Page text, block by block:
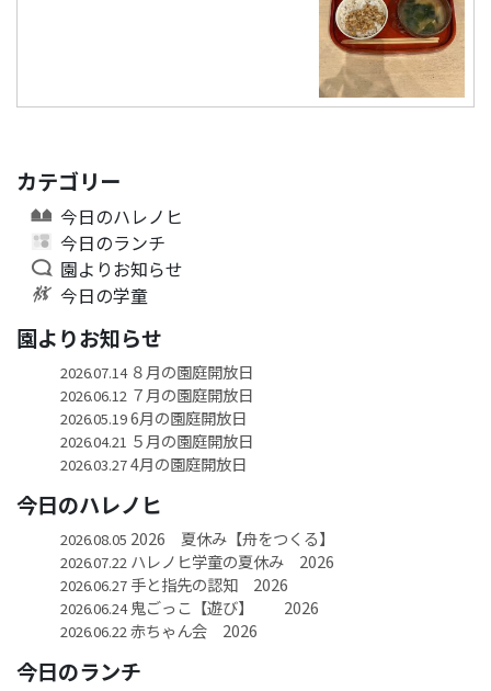
カテゴリー
今日のハレノヒ
今日のランチ
園よりお知らせ
今日の学童
園よりお知らせ
2026.07.14８月の園庭開放日
2026.06.12 ７月の園庭開放日
2026.05.196月の園庭開放日
2026.04.21 ５月の園庭開放日
2026.03.274月の園庭開放日
今日のハレノヒ
2026.08.05 2026 夏休み【舟をつくる】
2026.07.22 ハレノヒ学童の夏休み 2026
2026.06.27手と指先の認知 2026
2026.06.24鬼ごっこ【遊び】 2026
2026.06.22赤ちゃん会 2026
今日のランチ